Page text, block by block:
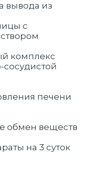
вывода из
с
комплекс
сосудистой
печени
обмен веществ
на 3 суток